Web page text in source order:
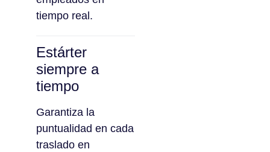
tiempo real.
Estárter
siempre a
tiempo
Garantiza la
puntualidad en cada
traslado en